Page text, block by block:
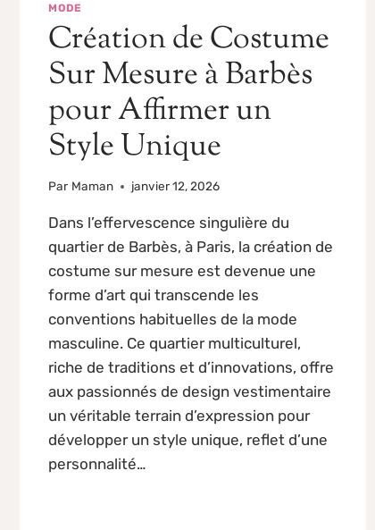
MODE
Création de Costume
Sur Mesure à Barbès
pour Affirmer un
Style Unique
Par Maman janvier 12, 2026
Dans l’effervescence singulière du
quartier de Barbès, à Paris, la création de
costume sur mesure est devenue une
forme d’art qui transcende les
conventions habituelles de la mode
masculine. Ce quartier multiculturel,
riche de traditions et d’innovations, offre
aux passionnés de design vestimentaire
un véritable terrain d’expression pour
développer un style unique, reflet d’une
personnalité…